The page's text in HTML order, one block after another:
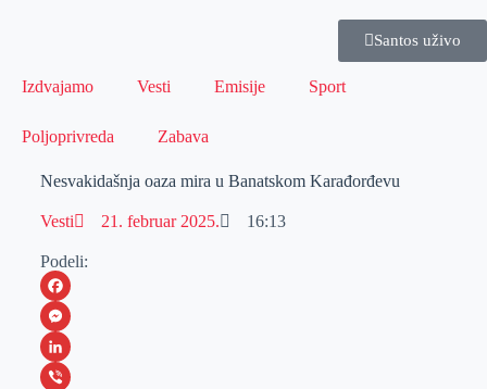
Santos uživo
Izdvajamo Vesti Emisije Sport
Poljoprivreda Zabava
Nesvakidašnja oaza mira u Banatskom Karađorđevu
Vesti 21. februar 2025. 16:13
Podeli:
F
a
c
M
eL